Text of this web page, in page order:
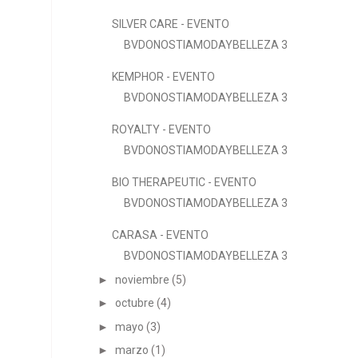
SILVER CARE - EVENTO
BVDONOSTIAMODAYBELLEZA 3
KEMPHOR - EVENTO
BVDONOSTIAMODAYBELLEZA 3
ROYALTY - EVENTO
BVDONOSTIAMODAYBELLEZA 3
BIO THERAPEUTIC - EVENTO
BVDONOSTIAMODAYBELLEZA 3
CARASA - EVENTO
BVDONOSTIAMODAYBELLEZA 3
► noviembre (5)
► octubre (4)
► mayo (3)
► marzo (1)